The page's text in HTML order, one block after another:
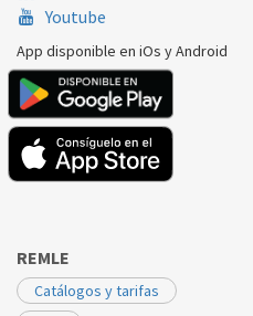
Youtube
App disponible en iOs y Android
REMLE
Catálogos y tarifas